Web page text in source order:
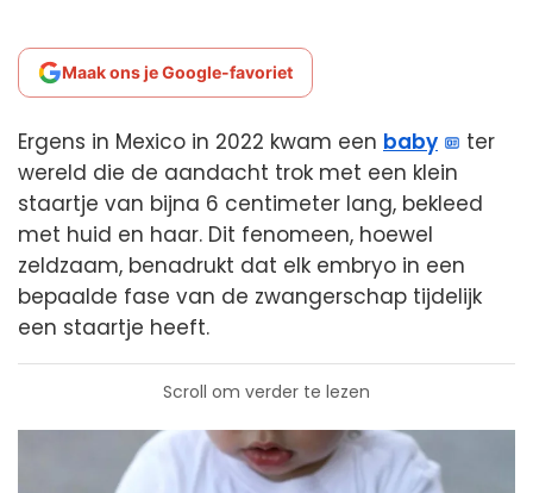
Maak ons je Google-favoriet
Ergens in Mexico in 2022 kwam een baby
ter
wereld die de aandacht trok met een klein
staartje van bijna 6 centimeter lang, bekleed
met huid en haar. Dit fenomeen, hoewel
zeldzaam, benadrukt dat elk embryo in een
bepaalde fase van de zwangerschap tijdelijk
een staartje heeft.
Scroll om verder te lezen